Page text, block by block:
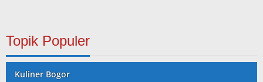
Topik Populer
Kuliner Bogor